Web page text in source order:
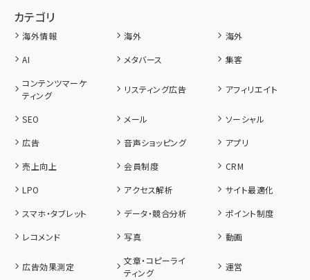
カテゴリ
海外情報 海外
海外
AI
メタバース
集客
コンテンツマーケ
ティング
リスティング広告 アフィリエイト
SEO メール
ソーシャル
広告
音声ショッピング
アプリ
売上向上
会員制度
CRM
LPO
アクセス解析
サイト最適化
スマホ・タブレット
データ・競合分析
ポイント制度
レコメンド
写真 動画
広告効果測定
文章・コピーライ
ティング
運営